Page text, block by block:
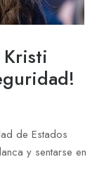
de Estados
y sentarse en